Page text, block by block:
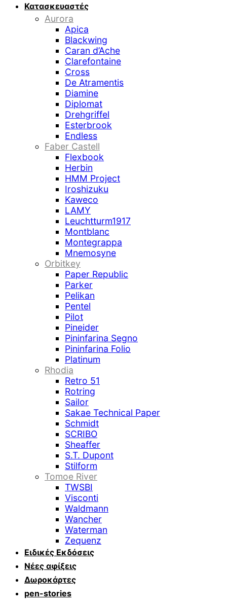
Κατασκευαστές
Aurora
Apica
Blackwing
Caran d’Ache
Clarefontaine
Cross
De Atramentis
Diamine
Diplomat
Drehgriffel
Esterbrook
Endless
Faber Castell
Flexbook
Herbin
HMM Project
Iroshizuku
Kaweco
LAMY
Leuchtturm1917
Montblanc
Montegrappa
Mnemosyne
Orbitkey
Paper Republic
Parker
Pelikan
Pentel
Pilot
Pineider
Pininfarina Segno
Pininfarina Folio
Platinum
Rhodia
Retro 51
Rotring
Sailor
Sakae Technical Paper
Schmidt
SCRIBO
Sheaffer
S.T. Dupont
Stilform
Tomoe River
TWSBI
Visconti
Waldmann
Wancher
Waterman
Zequenz
Ειδικές Εκδόσεις
Νέες αφίξεις
Δωροκάρτες
pen-stories